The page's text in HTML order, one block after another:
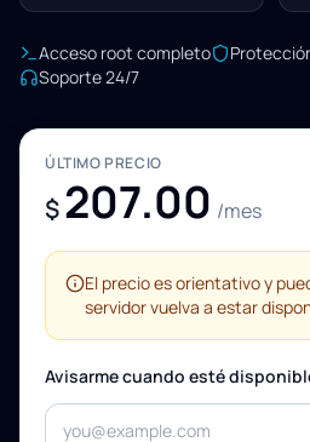
Acceso root completo
Soporte 24/7
ÚLTIMO PRECIO
$207.00 /mes
El precio es orientativo y
servidor vuelva a estar
Avisarme cuando esté